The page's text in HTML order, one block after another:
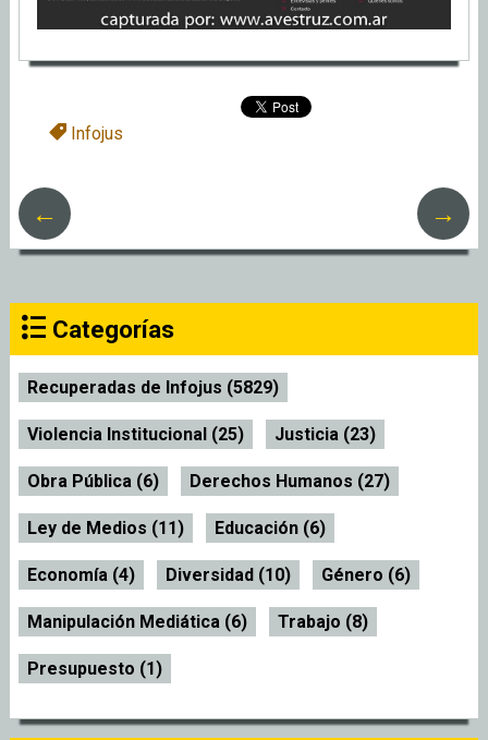
Infojus
→
←
Categorías
Recuperadas de Infojus (5829)
Violencia Institucional (25) Justicia (23)
Obra Pública (6) Derechos Humanos (27)
Ley de Medios (11) Educación (6)
Economía (4) Diversidad (10) Género (6)
Manipulación Mediática (6) Trabajo (8)
Presupuesto (1)